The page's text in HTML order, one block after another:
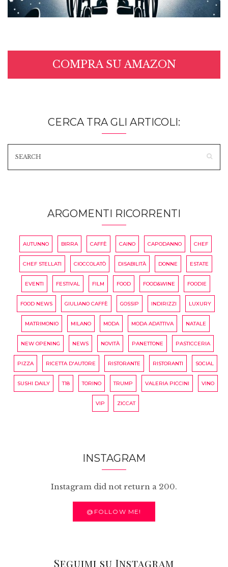
COMPRA SU AMAZON
CERCA TRA GLI ARTICOLI:
ARGOMENTI RICORRENTI
AUTUNNO BIRRA CAFFÈ CAINO CAPODANNO CHEF
CHEF STELLATI CIOCCOLATÒ DISABILITÀ DONNE ESTATE
EVENTI FESTIVAL FILM FOOD FOOD&WINE FOODIE
FOOD NEWS GIULIANO CAFFÈ GOSSIP INDIRIZZI LUXURY
MATRIMONIO MILANO MODA MODA ADATTIVA NATALE
NEW OPENING NEWS NOVITÀ PANETTONE PASTICCERIA
PIZZA RICETTA D'AUTORE RISTORANTE RISTORANTI SOCIAL
SUSHI DAILY T18 TORINO TRUMP VALERIA PICCINI VINO
VIP ZICCAT
INSTAGRAM
Instagram did not return a 200.
@FOLLOW ME!
Seguimi su Instagram